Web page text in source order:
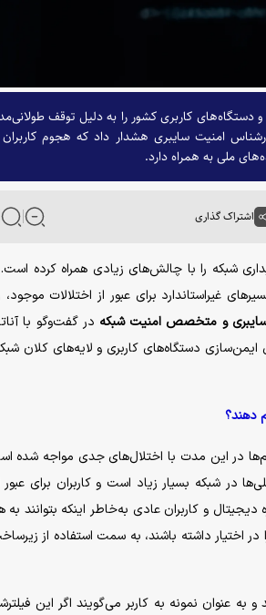
کاربری کشور را به دلیل توقف
امنیت سایبری هشدار داد که هجوم
ملی به همراه دارد.
اشتراک گذاری
شبکه را با چالش‌های زیادی همراه کرده است.
غیراستاندارد برای عبور از اختلالات
و متخصص امنیت شبکه در گفت‌و‌گو با
دستگاه‌های کاربری و لایه‌های کلان
دهند؟
انبوهی از پلتفرم‌ها در این مدت با اختلال‌های جدی مواجه
در شبکه بسیار زیاد است و کاربران برای عبور
و کاربران عادی به‌خاطر اینکه بتوانند به
اختیار داشته باشند، به سمت استفاده از
به عنوان نمونه به کاربر می‌گویند اگر این